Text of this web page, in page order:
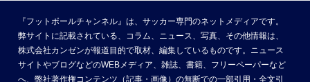
『フットボールチャンネル』は、サッカー専門のネットメディアです。
弊サイトに記載されている、コラム、ニュース、写真、その他情報は、
株式会社カンゼンが報道目的で取材、編集しているものです。ニュース
サイトやブログなどのWEBメディア、雑誌、書籍、フリーペーパーなど
へ、弊社著作権コンテンツ（記事・画像）の無断での一部引用・全文引